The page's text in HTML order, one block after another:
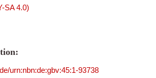
SA 4.0)
urn:nbn:de:gbv:45:1-93738